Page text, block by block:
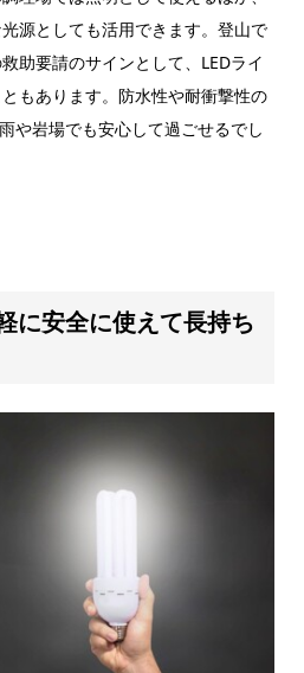
源としても活用できます。登山で
助要請のサインとして、LEDライ
もあります。防水性や耐衝撃性の
や岩場でも安心して過ごせるでし
に安全に使えて長持ち